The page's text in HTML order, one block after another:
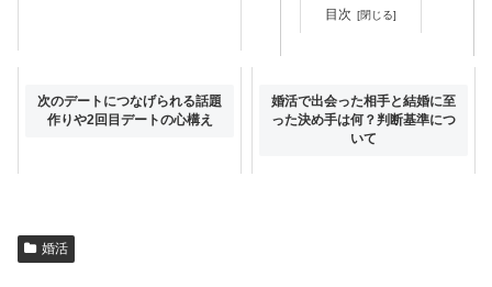
目次
女性は婚活でどこまで積極的に
なれば良い？NG行動か見極め
次のデートにつなげられる話題
作りや2回目デートの心構え
婚活で出会った相手と結婚に至
った決め手は何？判断基準につ
いて
婚活